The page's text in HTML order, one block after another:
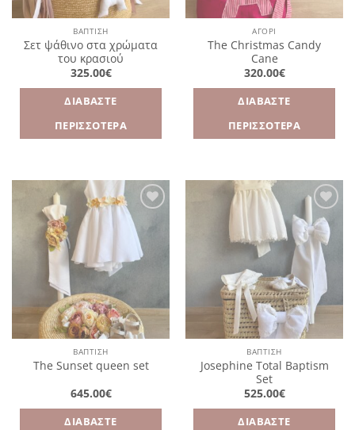
ΒΑΠΤΙΣΗ
Σετ ψάθινο στα χρώματα
του κρασιού
325.00€
ΔΙΑΒΆΣΤΕ
ΠΕΡΙΣΣΌΤΕΡΑ
ΑΓΌΡΙ
The Christmas Candy
Cane
320.00€
ΔΙΑΒΆΣΤΕ
ΠΕΡΙΣΣΌΤΕΡΑ
Πρόσθήκη
στην
λίστα
επιθυμιών
ΒΑΠΤΙΣΗ
The Sunset queen set
645.00€
ΔΙΑΒΆΣΤΕ
Πρόσθήκη
στην
λίστα
επιθυμιών
ΒΑΠΤΙΣΗ
Josephine Total Baptism
Set
525.00€
ΔΙΑΒΆΣΤΕ